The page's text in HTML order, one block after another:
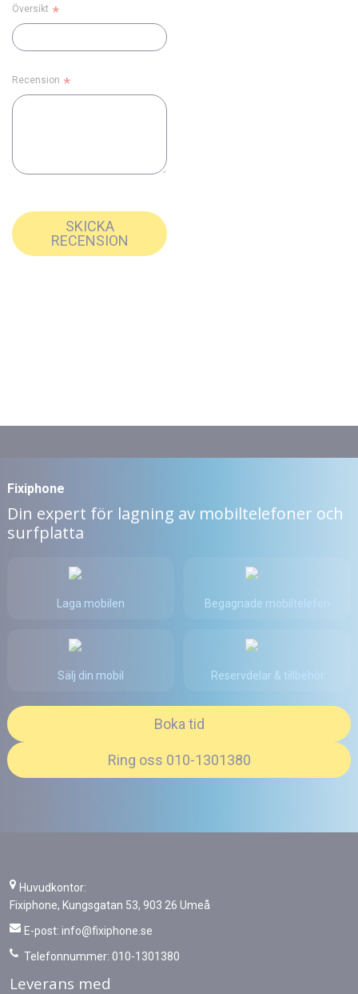
Översikt
Recension
SKICKA
RECENSION
Fixiphone
Din expert för lagning av mobiltelefoner och
surfplatta
Laga mobilen Begagnade mobiltelefon
Sälj din mobil Reservdelar & tillbehör
Boka tid
Ring oss 010-1301380
Huvudkontor:
Fixiphone, Kungsgatan 53, 903 26 Umeå
E-post: info@fixiphone.se
Telefonnummer: 010-1301380
Leverans med